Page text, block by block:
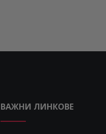
ВАЖНИ ЛИНКОВЕ